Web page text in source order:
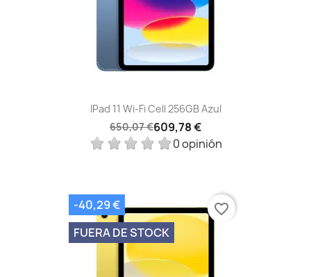
IPad 11 Wi-Fi Cell 256GB Azul
650,07 €609,78 €
0 opinión
-40,29 €
FUERA DE STOCK
favorite_border